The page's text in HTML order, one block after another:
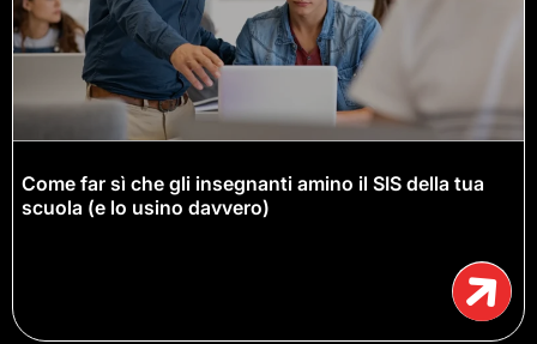
Come far sì che gli insegnanti amino il SIS della tua
scuola (e lo usino davvero)